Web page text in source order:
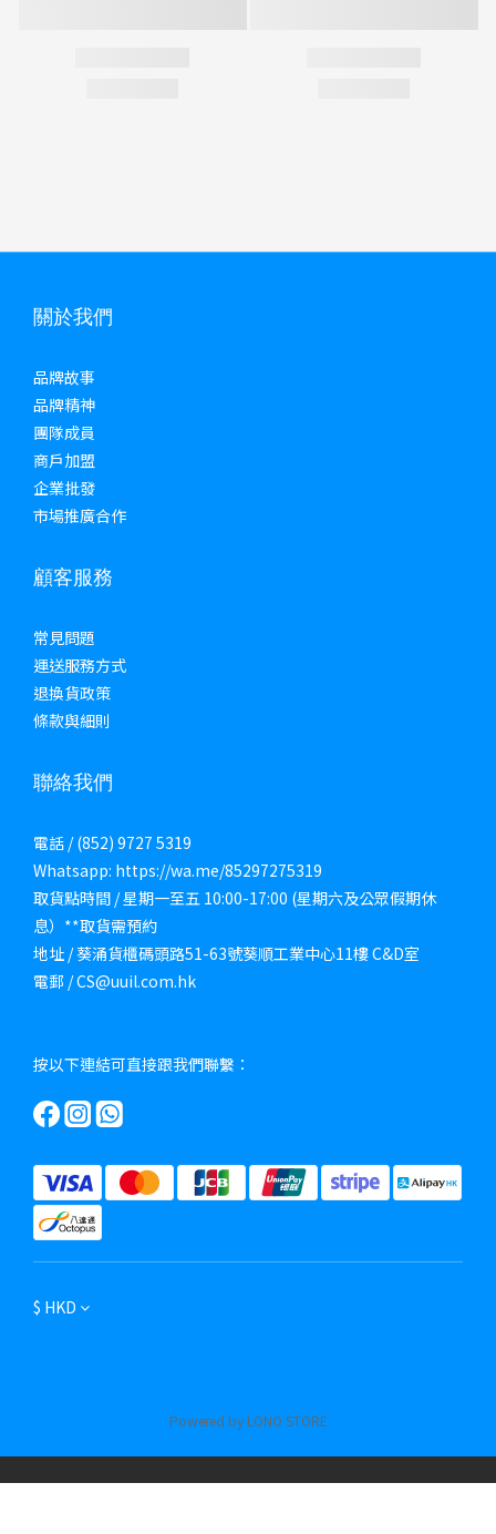
關於我們
品牌故事
品牌精神
團隊成員
商戶加盟
企業批發
市場推廣合作
顧客服務
常見問題
運送服務方式
退換貨政策
條款與細則
聯絡我們
電話 / (852) 9727 5319
Whatsapp: https://wa.me/85297275319
取貨點時間 / 星期一至五 10:00-17:00 (星期六及公眾假期休
息）**取貨需預約
地址 / 葵涌貨櫃碼頭路51-63號葵順工業中心11樓 C&D室
電郵 / CS@uuil.com.hk
按以下連結可直接跟我們聯繫：
$ HKD
Powered by LONO STORE